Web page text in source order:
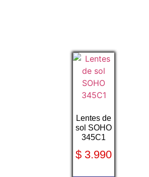
Lentes de
sol SOHO
345C1
$ 3.990